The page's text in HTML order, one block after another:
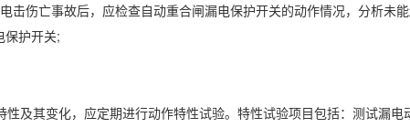
伤亡事故后，应检查自动重合闸漏电保护开关的动作情况，分析未
保护开关;
及其变化，应定期进行动作特性试验。特性试验项目包括：测试漏电